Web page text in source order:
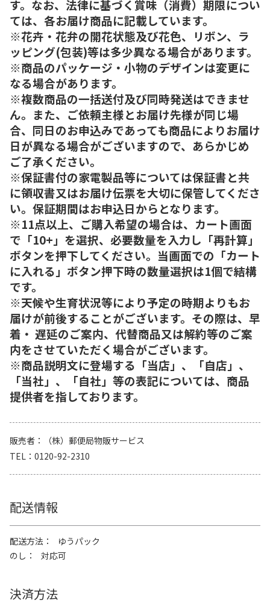
す。なお、法律に基づく賞味（消費）期限につい
ては、各お届け商品に記載しています。
※花卉・花弁の開花状態及び花色、リボン、ラ
ッピング(包装)等は多少異なる場合があります。
※商品のパッケージ・小物のデザインは変更に
なる場合があります。
※複数商品の一括送付及び同時発送はできませ
ん。また、ご依頼主様とお届け先様が同じ場
合、同日のお申込みであっても商品によりお届け
日が異なる場合がございますので、あらかじめ
ご了承ください。
※保証書付の家電製品等については保証書と共
に領収書又はお届け伝票を大切に保管してくださ
い。保証期間はお申込日からとなります。
※11点以上、ご購入希望の場合は、カート画面
で「10+」を選択、必要数量を入力し「再計算」
ボタンを押下してください。当画面での「カート
に入れる」ボタン押下時の数量選択は1個で結構
です。
※天候や生育状況等により予定の時期よりもお
届けが前後することがございます。その際は、早
着・ 遅延のご案内、代替商品又は解約等のご案
内をさせていただく場合がございます。
※商品説明文に登場する「当店」、「自店」、
「当社」、「自社」等の表記については、商品
提供者を指しております。
販売者
（株）郵便局物販サービス
TEL
0120-92-2310
配送情報
配送方法
ゆうパック
のし
対応可
決済方法